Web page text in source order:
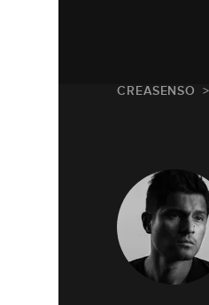
CREASENSO